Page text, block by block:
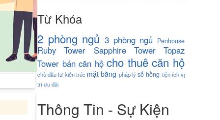
Từ Khóa
2 phòng ngủ 3 phòng ngủ Penhouse
Ruby Tower Sapphire Tower
Topaz
Tower bán căn hộ cho thuê căn hộ
chủ đầu tư kiến trúc mặt bằng pháp lý sổ hồng tiện ích vị
tríưu đãi
Thông Tin - Sự Kiện